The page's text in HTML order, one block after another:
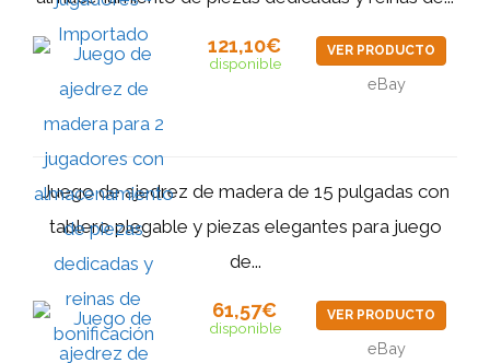
121,10€
disponible
VER PRODUCTO
eBay
Juego de ajedrez de madera de 15 pulgadas con
tablero plegable y piezas elegantes para juego
de...
61,57€
disponible
VER PRODUCTO
eBay